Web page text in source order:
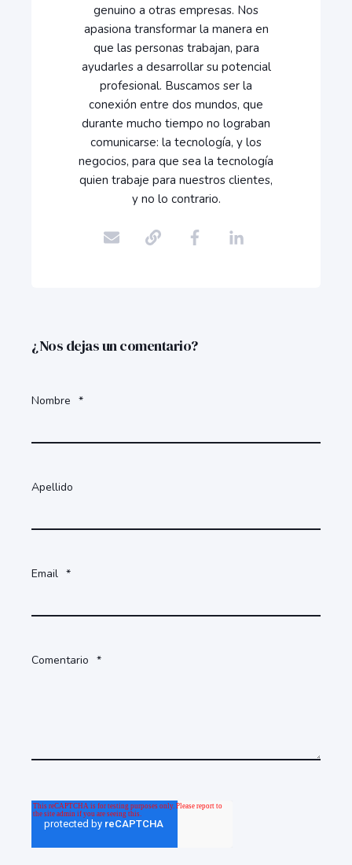
genuino a otras empresas. Nos
apasiona transformar la manera en
que las personas trabajan, para
ayudarles a desarrollar su potencial
profesional. Buscamos ser la
conexión entre dos mundos, que
durante mucho tiempo no lograban
comunicarse: la tecnología, y los
negocios, para que sea la tecnología
quien trabaje para nuestros clientes,
y no lo contrario.
¿Nos dejas un comentario?
Nombre *
Apellido
Email *
Comentario *